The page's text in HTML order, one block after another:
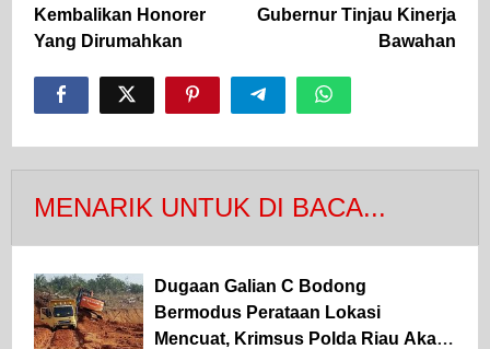
Kembalikan Honorer
Yang Dirumahkan
Gubernur Tinjau Kinerja
Bawahan
MENARIK UNTUK DI BACA...
Dugaan Galian C Bodong
Bermodus Perataan Lokasi
Mencuat, Krimsus Polda Riau Akan